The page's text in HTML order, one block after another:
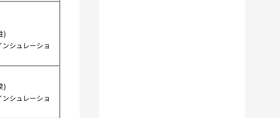
)
シュレーショ
)
シュレーショ